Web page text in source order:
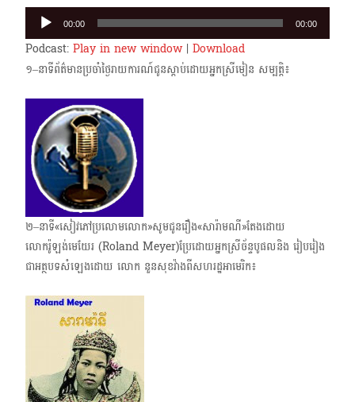
Audio
Player
00:00 00:00
Podcast: Play in new window| Download
១–នាទីព័ត៌មានប្រចាំថ្ងៃរាយការណ៍ជូនស្តាប់ដោយអ្នកស្រីមៀន សម្បត្តិ៖
២–នាទី«សៀវភៅប្រលោមលោក»សូមជូនរឿង«សារ៉ាមណី»តែងដោយ
លោករ៉ូឡង់មេយែរ (Roland Meyer)ប្រែដោយអ្នកស្រីច័ន្ទបូផលនិង រៀបរៀង
ជាអត្ថបទសំឡេងដោយ លោក នួនសុខវ៉ាង​ពីសហរដ្ឋអាមេរិក៖